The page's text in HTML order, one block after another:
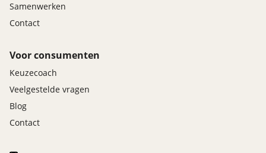
Samenwerken
Contact
Voor consumenten
Keuzecoach
Veelgestelde vragen
Blog
Contact